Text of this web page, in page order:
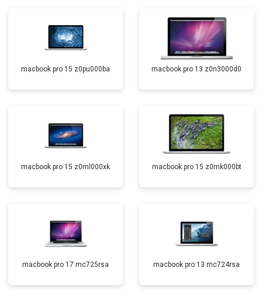
macbook pro 15 z0pu000ba macbook pro 13 z0n3000d0
macbook pro 15 z0ml000xk macbook pro 15 z0mk000bt
macbook pro 17 mc725rsa macbook pro 13 mc724rsa